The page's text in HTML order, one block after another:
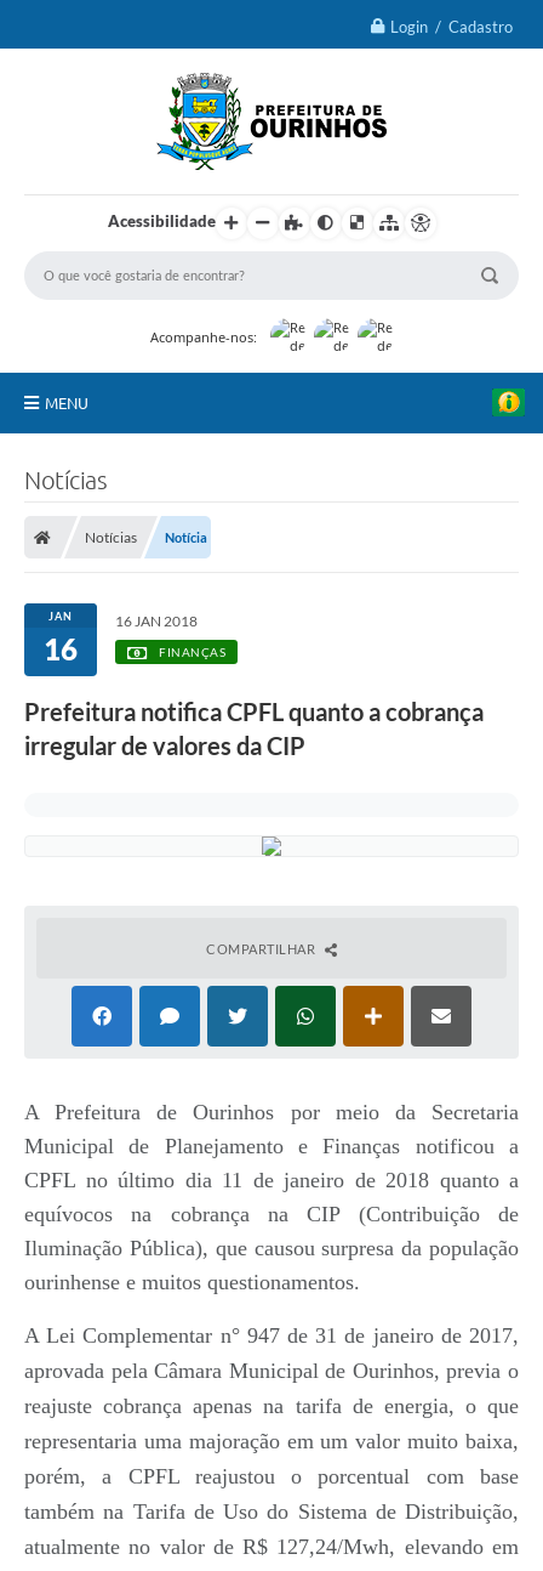
Login / Cadastro
Acessibilidade
Acompanhe-nos:
MENU
Portal da Transparência
Turismo
Secretarias
Notícias
Notícias Notícia
JAN
16
16 JAN 2018
FINANÇAS
Prefeitura notifica CPFL quanto a cobrança
irregular de valores da CIP
COMPARTILHAR
A Prefeitura de Ourinhos por meio da Secretaria
Municipal de Planejamento e Finanças notificou a
CPFL no último dia 11 de janeiro de 2018 quanto a
equívocos na cobrança na CIP (Contribuição de
Iluminação Pública), que causou surpresa da população
ourinhense e muitos questionamentos.
A Lei Complementar n° 947 de 31 de janeiro de 2017,
aprovada pela Câmara Municipal de Ourinhos, previa o
reajuste cobrança apenas na tarifa de energia, o que
representaria uma majoração em um valor muito baixa,
porém, a CPFL reajustou o porcentual com base
também na Tarifa de Uso do Sistema de Distribuição,
atualmente no valor de R$ 127,24/Mwh, elevando em